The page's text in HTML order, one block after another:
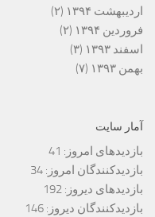
اردیبهشت ۱۳۹۴
(۲)
فروردین ۱۳۹۴
(۲)
اسفند ۱۳۹۳
(۳)
بهمن ۱۳۹۳
(۷)
آمار سایت
بازدیدهای امروز: 41
بازدیدکنندگان امروز: 34
بازدیدهای دیروز: 192
بازدیدکنندگان دیروز: 146